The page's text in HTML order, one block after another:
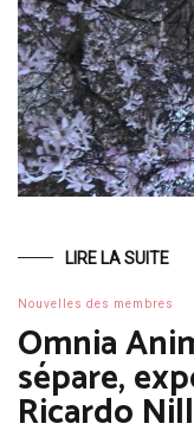
LIRE LA SUITE
Nouvelles des membres
Omnia
sépare,
Ricardo